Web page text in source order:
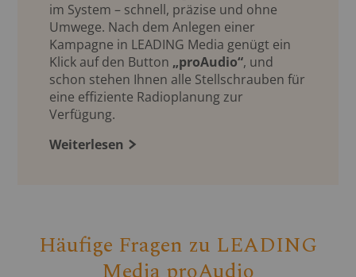
im System – schnell, präzise und ohne
Umwege. Nach dem Anlegen einer
Kampagne in LEADING Media genügt ein
Klick auf den Button „proAudio“, und
schon stehen Ihnen alle Stellschrauben für
eine effiziente Radioplanung zur
Verfügung.
Weiterlesen
Häufige Fragen zu LEADING